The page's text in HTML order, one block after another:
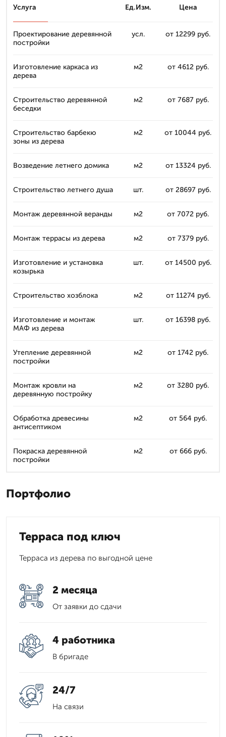
Услуга Ед.Изм. Цена
Проектирование деревянной
постройки
усл. от 12299 руб.
Изготовление каркаса из
дерева
м2 от 4612 руб.
Строительство деревянной
беседки
м2 от 7687 руб.
Строительство барбекю
зоны из дерева
м2 от 10044 руб.
Возведение летнего домика м2 от 13324 руб.
Строительство летнего душа шт. от 28697 руб.
Монтаж деревянной веранды м2 от 7072 руб.
Монтаж террасы из дерева м2 от 7379 руб.
Изготовление и установка
козырька
шт. от 14500 руб.
Строительство хозблока м2 от 11274 руб.
Изготовление и монтаж
МАФ из дерева
шт. от 16398 руб.
Утепление деревянной
постройки
м2 от 1742 руб.
Монтаж кровли на
деревянную постройку
м2 от 3280 руб.
Обработка древесины
антисептиком
м2 от 564 руб.
Покраска деревянной
постройки
м2 от 666 руб.
Портфолио
Терраса под ключ
Терраса из дерева по выгодной цене
2 месяца
От заявки до сдачи
4 работника
В бригаде
24/7
На связи